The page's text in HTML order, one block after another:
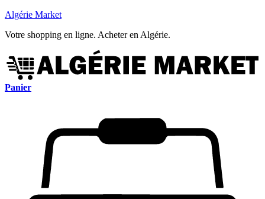
Algérie Market
Votre shopping en ligne. Acheter en Algérie.
Panier